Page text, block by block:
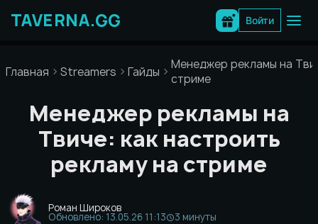
содержимому
Войти
Главная Streamers Гайды
Менеджер рекламы на
стриме
Менеджер рекламы на
Твиче: как настроить
рекламу на стриме
Роман Широков
Обновлено: 13.05.26 11:13
3 минуты